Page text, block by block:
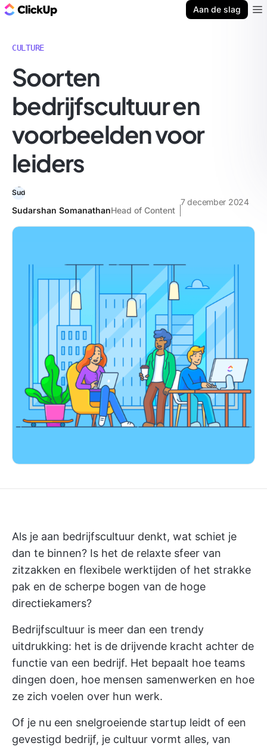
Aan de slag
CULTURE
Soorten
bedrijfscultuur en
voorbeelden voor
leiders
Sudarshan SomanathanHead of Content
7 december 2024
Als je aan bedrijfscultuur denkt, wat schiet je
dan te binnen? Is het de relaxte sfeer van
zitzakken en flexibele werktijden of het strakke
pak en de scherpe bogen van de hoge
directiekamers?
Bedrijfscultuur is meer dan een trendy
uitdrukking: het is de drijvende kracht achter de
functie van een bedrijf. Het bepaalt hoe teams
dingen doen, hoe mensen samenwerken en hoe
ze zich voelen over hun werk.
Of je nu een snelgroeiende startup leidt of een
gevestigd bedrijf, je cultuur vormt alles, van